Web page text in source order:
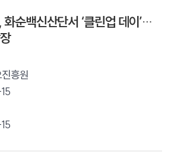
순백신산단서 ‘클린업 데이’…
흥원